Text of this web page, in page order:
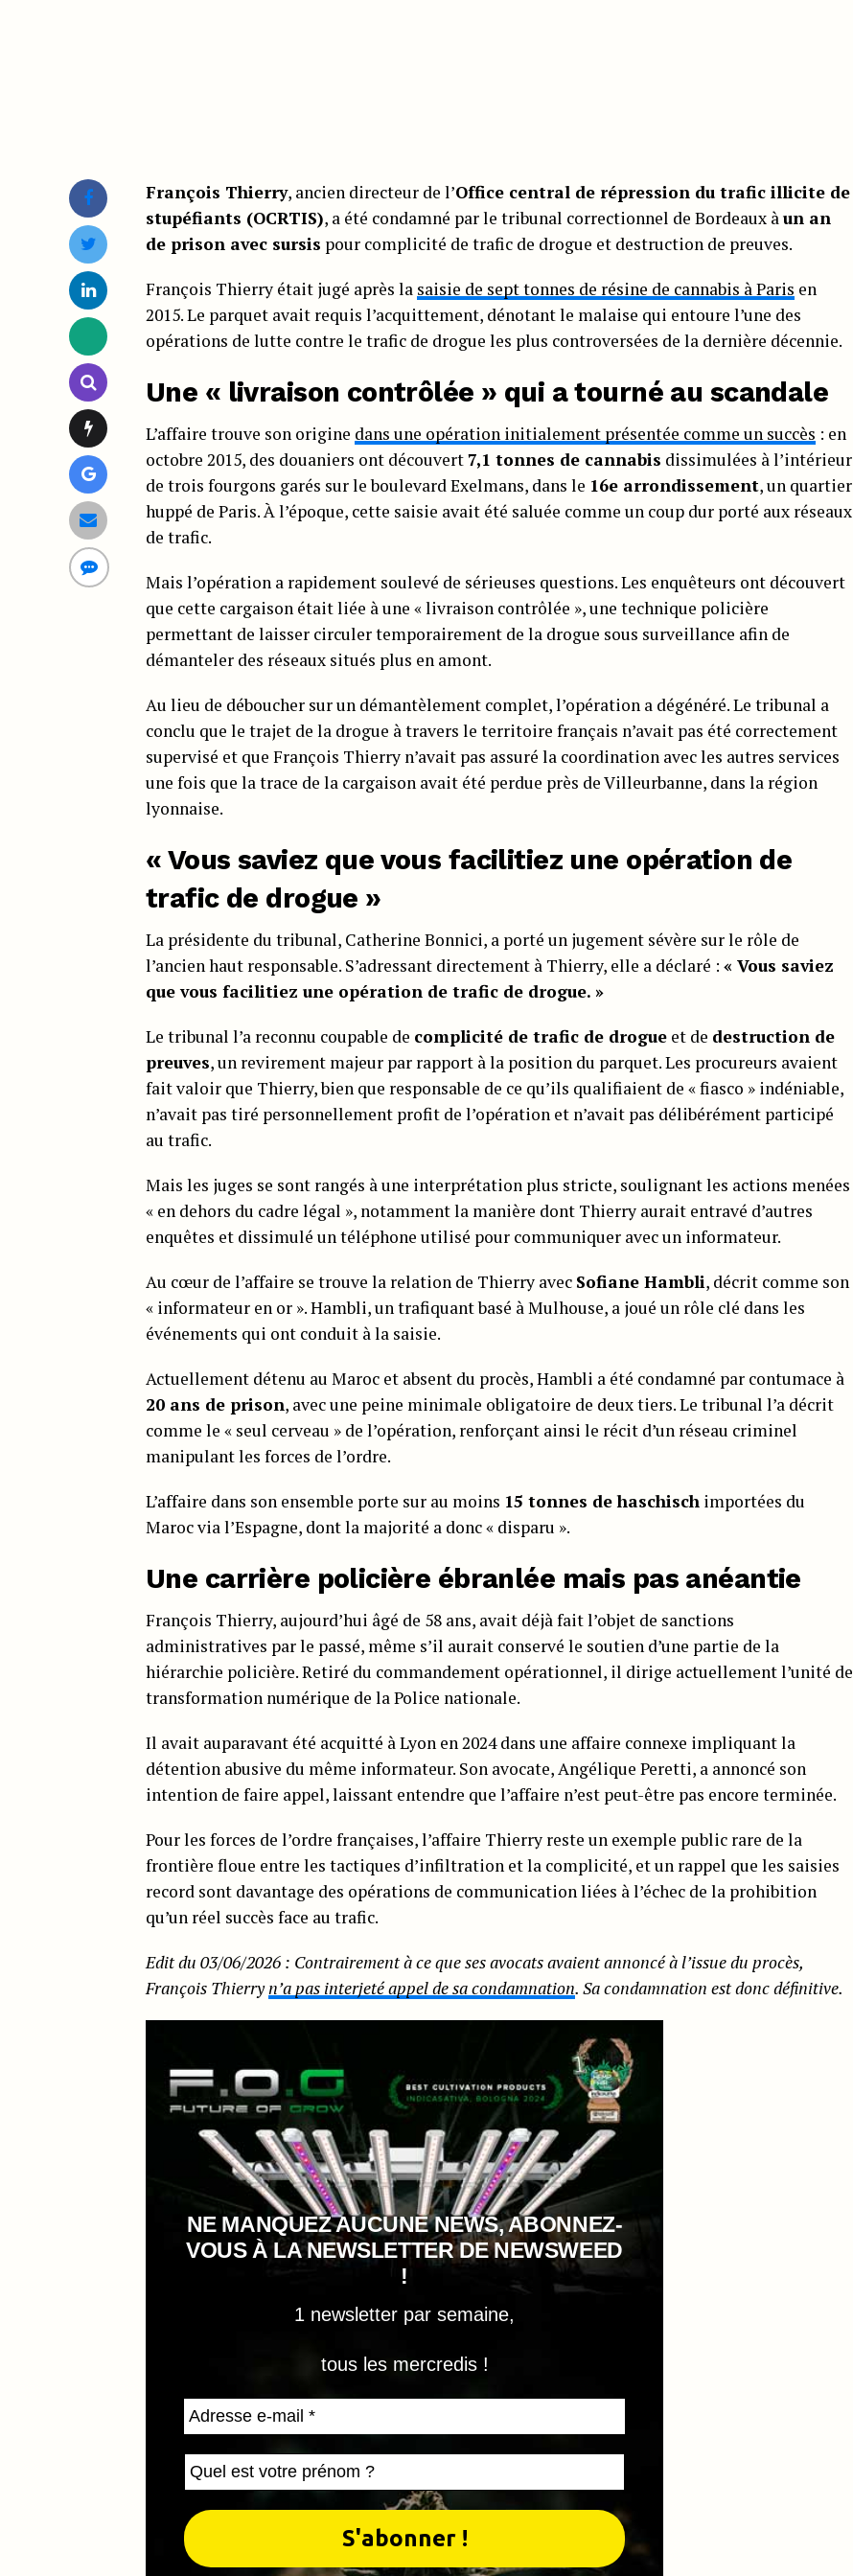
François Thierry, ancien directeur de l’Office central de répression du trafic illicite de
stupéfiants (OCRTIS), a été condamné par le tribunal correctionnel de Bordeaux à un an
de prison avec sursis pour complicité de trafic de drogue et destruction de preuves.
François Thierry était jugé après la saisie de sept tonnes de résine de cannabis à Paris en
2015. Le parquet avait requis l’acquittement, dénotant le malaise qui entoure l’une des
opérations de lutte contre le trafic de drogue les plus controversées de la dernière décennie.
Une « livraison contrôlée » qui a tourné au scandale
L’affaire trouve son origine dans une opération initialement présentée comme un succès : en
octobre 2015, des douaniers ont découvert7,1 tonnes de cannabis dissimulées à l’intérieur
de trois fourgons garés sur le boulevard Exelmans, dans le 16e arrondissement, un quartier
huppé de Paris. À l’époque, cette saisie avait été saluée comme un coup dur porté aux réseaux
de trafic.
Mais l’opération a rapidement soulevé de sérieuses questions. Les enquêteurs ont découvert
que cette cargaison était liée à une « livraison contrôlée », une technique policière
permettant de laisser circuler temporairement de la drogue sous surveillance afin de
démanteler des réseaux situés plus en amont.
Au lieu de déboucher sur un démantèlement complet, l’opération a dégénéré. Le tribunal a
conclu que le trajet de la drogue à travers le territoire français n’avait pas été correctement
supervisé et que François Thierry n’avait pas assuré la coordination avec les autres services
une fois que la trace de la cargaison avait été perdue près de Villeurbanne, dans la région
lyonnaise.
« Vous saviez que vous facilitiez une opération de
trafic de drogue »
La présidente du tribunal, Catherine Bonnici, a porté un jugement sévère sur le rôle de
l’ancien haut responsable. S’adressant directement à Thierry, elle a déclaré : « Vous saviez
que vous facilitiez une opération de trafic de drogue. »
Le tribunal l’a reconnu coupable de complicité de trafic de drogue et de destruction de
preuves, un revirement majeur par rapport à la position du parquet. Les procureurs avaient
fait valoir que Thierry, bien que responsable de ce qu’ils qualifiaient de « fiasco » indéniable,
n’avait pas tiré personnellement profit de l’opération et n’avait pas délibérément participé
au trafic.
Mais les juges se sont rangés à une interprétation plus stricte, soulignant les actions menées
« en dehors du cadre légal », notamment la manière dont Thierry aurait entravé d’autres
enquêtes et dissimulé un téléphone utilisé pour communiquer avec un informateur.
Au cœur de l’affaire se trouve la relation de Thierry avec Sofiane Hambli, décrit comme son
« informateur en or ». Hambli, un trafiquant basé à Mulhouse, a joué un rôle clé dans les
événements qui ont conduit à la saisie.
Actuellement détenu au Maroc et absent du procès, Hambli a été condamné par contumace à
20 ans de prison, avec une peine minimale obligatoire de deux tiers. Le tribunal l’a décrit
comme le « seul cerveau » de l’opération, renforçant ainsi le récit d’un réseau criminel
manipulant les forces de l’ordre.
L’affaire dans son ensemble porte sur au moins 15 tonnes de haschisch importées du
Maroc via l’Espagne, dont la majorité a donc « disparu ».
Une carrière policière ébranlée mais pas anéantie
François Thierry, aujourd’hui âgé de 58 ans, avait déjà fait l’objet de sanctions
administratives par le passé, même s’il aurait conservé le soutien d’une partie de la
hiérarchie policière. Retiré du commandement opérationnel, il dirige actuellement l’unité de
transformation numérique de la Police nationale.
Il avait auparavant été acquitté à Lyon en 2024 dans une affaire connexe impliquant la
détention abusive du même informateur. Son avocate, Angélique Peretti, a annoncé son
intention de faire appel, laissant entendre que l’affaire n’est peut-être pas encore terminée.
Pour les forces de l’ordre françaises, l’affaire Thierry reste un exemple public rare de la
frontière floue entre les tactiques d’infiltration et la complicité, et un rappel que les saisies
record sont davantage des opérations de communication liées à l’échec de la prohibition
qu’un réel succès face au trafic.
Edit du 03/06/2026 : Contrairement à ce que ses avocats avaient annoncé à l’issue du procès,
François Thierryn’a pas interjeté appel de sa condamnation. Sa condamnation est donc définitive.
NE MANQUEZ AUCUNE NEWS, ABONNEZ-
VOUS À LA NEWSLETTER DE NEWSWEED
!
1 newsletter par semaine,
tous les mercredis !